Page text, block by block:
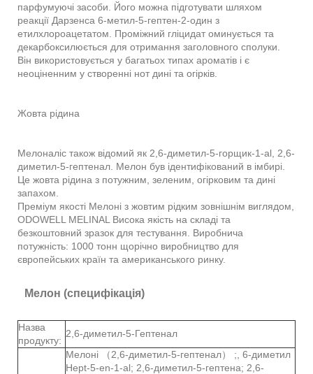
парфумуючі засоби. Його можна підготувати шляхом
реакції Дарзенса 6-метил-5-гептен-2-один з
етилхлороацетатом. Проміжний гліцидат оминується та
декарбоксилюється для отримання заголовного сполуки.
Він використовується у багатьох типах ароматів і є
неоціненним у створенні нот дині та огірків.
Жовта рідина
Мелоналіс також відомий як 2,6-диметил-5-горщик-1-al, 2,6-
диметил-5-гептенал. Мелон був ідентифікований в імбирі.
Це жовта рідина з потужним, зеленим, огірковим та дині
запахом.
Преміум якості Мелоні з жовтим рідким зовнішнім виглядом,
ODOWELL MELINAL Висока якість на складі та
безкоштовний зразок для тестування. Виробнича
потужність: 1000 тонн щорічно виробництво для
європейських країн та американського ринку.
Мелон (специфікація)
Назва
продукту:
2,6-диметил-5-Гептенал
Мелоні （2,6-диметил-5-гептенал） ;, 6-диметил
Hept-5-en-1-al; 2,6-диметил-5-гептена; 2,6-